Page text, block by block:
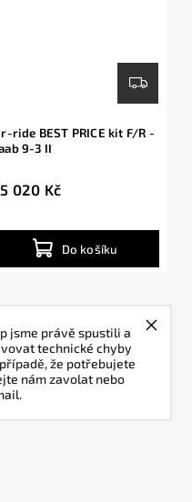
jsme právě spustili a
technické chyby
že potřebujete
nám zavolat nebo
ride BEST PRICE kit F/R -
9-3 II
020 Kč
Do košíku